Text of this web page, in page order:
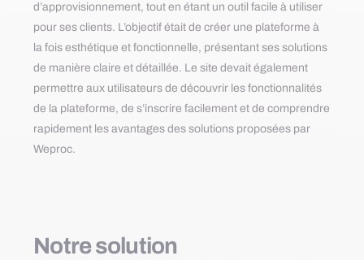
d’approvisionnement, tout en étant un outil facile à utiliser
pour ses clients. L’objectif était de créer une plateforme à
la fois esthétique et fonctionnelle, présentant ses solutions
de manière claire et détaillée. Le site devait également
permettre aux utilisateurs de découvrir les fonctionnalités
de la plateforme, de s’inscrire facilement et de comprendre
rapidement les avantages des solutions proposées par
Weproc.
Notre solution